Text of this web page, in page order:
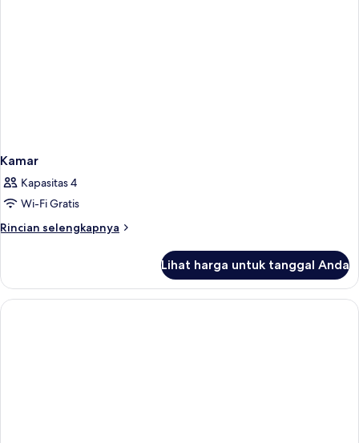
Kamar
Kapasitas 4
Wi-Fi Gratis
Rincian selengkapnya
Rincian
Kamar
Lihat harga untuk tanggal Anda